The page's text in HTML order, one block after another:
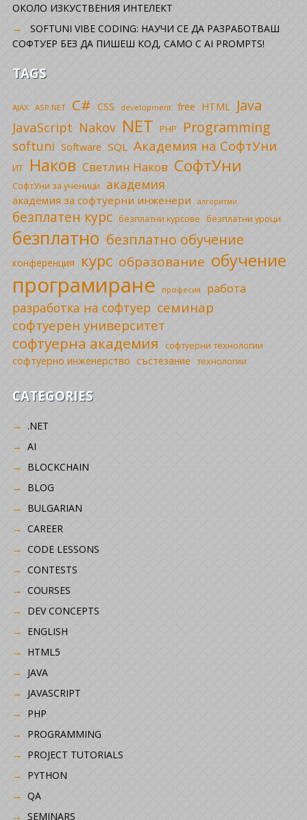
ОКОЛО ИЗКУСТВЕНИЯ ИНТЕЛЕКТ
SOFTUNI VIBE CODING: НАУЧИ СЕ ДА РАЗРАБОТВАШ
СОФТУЕР БЕЗ ДА ПИШЕШ КОД, САМО С AI PROMPTS!
TAGS
AJAX ASP.NET C# CSS development free HTML Java
JavaScript Nakov NET PHP Programming
softuni Software SQL Академия на СофтУни
ИТ Наков Светлин Наков СофтУни
СофтУни за ученици академия
академия за софтуерни инженери алгоритми
безплатен курс безплатни курсове безплатни уроци
безплатно безплатно обучение
конференция курс образование обучение
програмиране професия работа
разработка на софтуер семинар
софтуерен университет
софтуерна академия софтуерни технологии
софтуерно инженерство състезание технологии
CATEGORIES
.NET
AI
BLOCKCHAIN
BLOG
BULGARIAN
CAREER
CODE LESSONS
CONTESTS
COURSES
DEV CONCEPTS
ENGLISH
HTML5
JAVA
JAVASCRIPT
PHP
PROGRAMMING
PROJECT TUTORIALS
PYTHON
QA
SEMINARS